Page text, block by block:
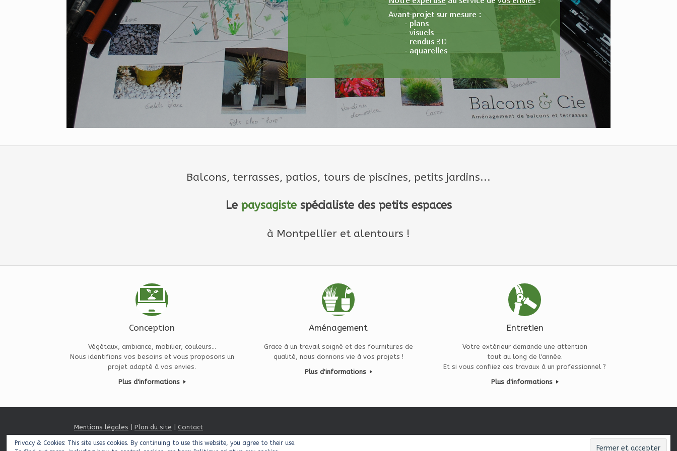
Balcons, terrasses, patios, tours de piscines, petits jardins...
Le paysagistespécialiste des petits espaces
à Montpellier et alentours !
Conception
Végétaux, ambiance, mobilier, couleurs...
Nous identifions vos besoins et vous proposons un
projet adapté à vos envies.
Plus d'informations
Aménagement
Grace à un travail soigné et des fournitures de
qualité, nous donnons vie à vos projets !
Plus d'informations
Entretien
Votre extérieur demande une attention
tout au long de l'année.
Et si vous confiiez ces travaux à un professionnel ?
Plus d'informations
Mentions légales | Plan du site | Contact
Privacy & Cookies: This site uses cookies. By continuing to use this website, you agree to their use.